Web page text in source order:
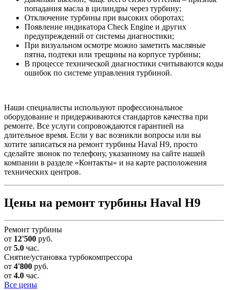
попадания масла в цилиндры через турбину;
Отключение турбины при высоких оборотах;
Появление индикатора Check Engine и других
предупреждений от системы диагностики;
При визуальном осмотре можно заметить масляные
пятна, подтеки или трещины на корпусе турбины;
В процессе технической диагностики считываются коды
ошибок по системе управления турбиной.
Наши специалисты используют профессиональное
оборудование и придерживаются стандартов качества при
ремонте. Все услуги сопровождаются гарантией на
длительное время. Если у вас возникли вопросы или вы
хотите записаться на ремонт турбины Haval H9, просто
сделайте звонок по телефону, указанному на сайте нашей
компании в разделе «Контакты» и на карте расположения
технических центров.
Цены на ремонт турбины Haval H9
Ремонт турбины
от 12'500 руб.
от 5.0 час.
Снятие/установка турбокомпрессора
от 4'800 руб.
от 4.0 час.
Все цены